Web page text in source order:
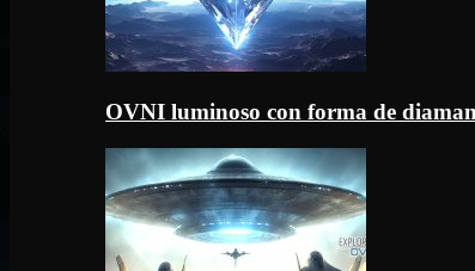
OVNI luminoso con forma de